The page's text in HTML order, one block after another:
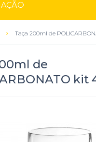
Taça 200ml de
de
kit